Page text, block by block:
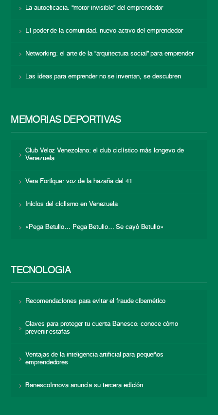
La autoeficacia: “motor invisible” del emprendedor
El poder de la comunidad: nuevo activo del emprendedor
Networking: el arte de la “arquitectura social” para emprender
Las ideas para emprender no se inventan, se descubren
MEMORIAS DEPORTIVAS
Club Veloz Venezolano: el club ciclístico más longevo de
Venezuela
Vera Fortique: voz de la hazaña del 41
Inicios del ciclismo en Venezuela
«Pega Betulio… Pega Betulio… Se cayó Betulio»
TECNOLOGÍA
Recomendaciones para evitar el fraude cibernético
Claves para proteger tu cuenta Banesco: conoce cómo
prevenir estafas
Ventajas de la inteligencia artificial para pequeños
emprendedores
BanescoInnova anuncia su tercera edición